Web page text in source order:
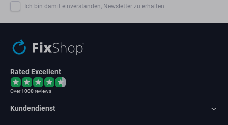
Ich bin damit einverstanden, Newsletter zu erhalten
Rated Excellent
Over1000reviews
Kundendienst